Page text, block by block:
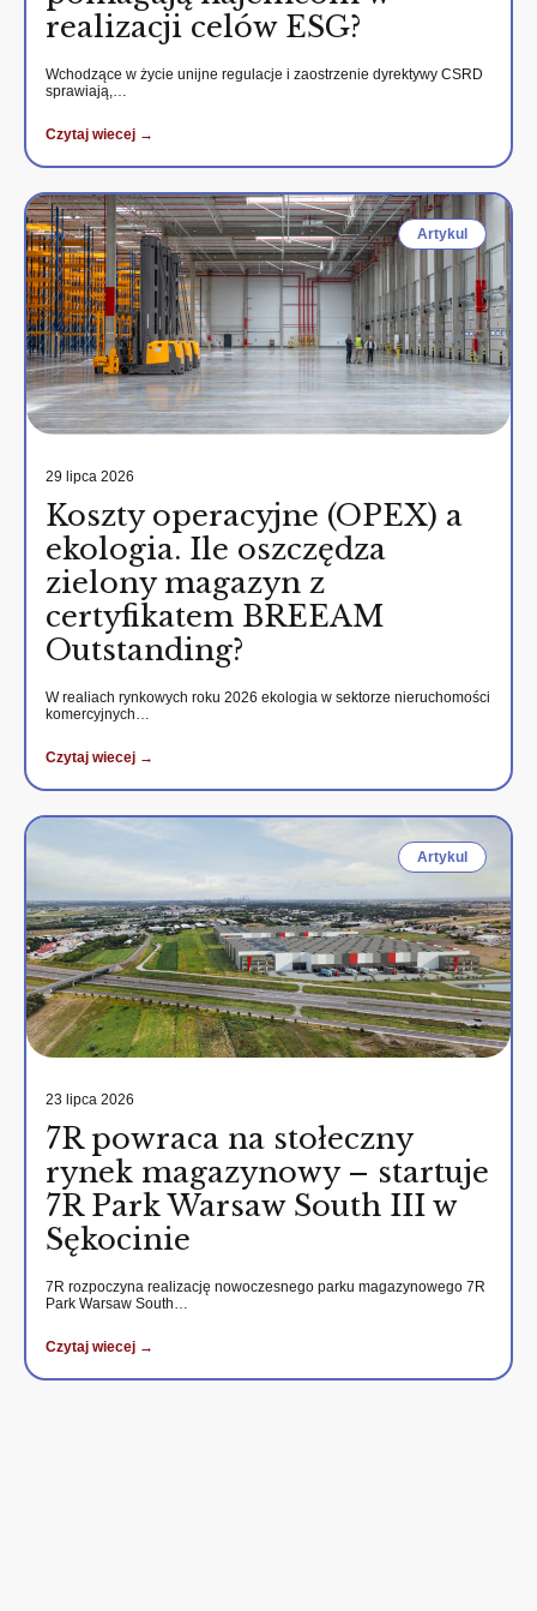
realizacji celów ESG?
Wchodzące w życie unijne regulacje i zaostrzenie dyrektywy CSRD
sprawiają,…
Czytaj wiecej →
Artykul
29 lipca 2026
Koszty operacyjne (OPEX) a
ekologia. Ile oszczędza
zielony magazyn z
certyfikatem BREEAM
Outstanding?
W realiach rynkowych roku 2026 ekologia w sektorze nieruchomości
komercyjnych…
Czytaj wiecej →
Artykul
23 lipca 2026
7R powraca na stołeczny
rynek magazynowy – startuje
7R Park Warsaw South III w
Sękocinie
7R rozpoczyna realizację nowoczesnego parku magazynowego 7R
Park Warsaw South…
Czytaj wiecej →